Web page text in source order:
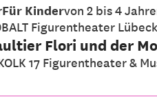
Für Kindervon 2 bis 4
Figurentheater Lübeck
Flori und der
17 Figurentheater &